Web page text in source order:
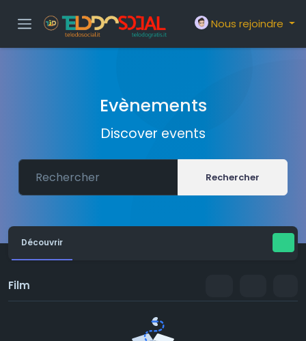
Nous rejoindre
Evènements
Discover events
Rechercher
Découvrir
Film